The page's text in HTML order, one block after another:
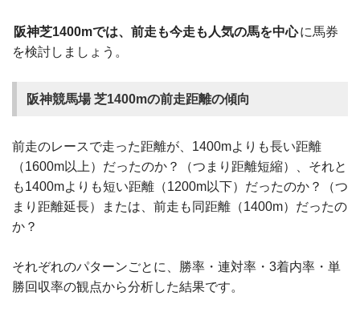
阪神芝1400mでは、前走も今走も人気の馬を中心に馬券
を検討しましょう。
阪神競馬場 芝1400mの前走距離の傾向
前走のレースで走った距離が、1400mよりも長い距離
（1600m以上）だったのか？（つまり距離短縮）、それと
も1400mよりも短い距離（1200m以下）だったのか？（つ
まり距離延長）または、前走も同距離（1400m）だったの
か？
それぞれのパターンごとに、勝率・連対率・3着内率・単
勝回収率の観点から分析した結果です。